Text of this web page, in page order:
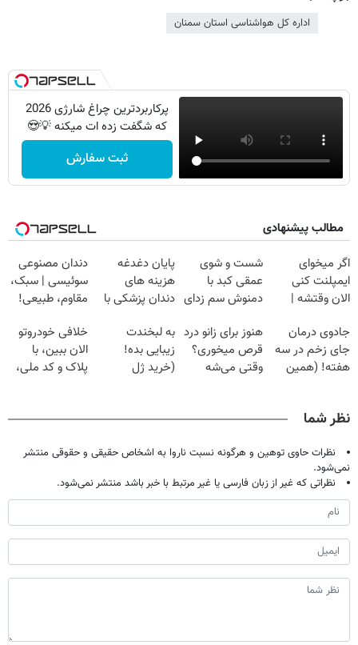
اداره کل هواشناسی استان سمنان
پرکاربردترین چراغ شارژی 2026
که شگفت زده ات میکنه 💡😍
ثبت سفارش
مطالب پیشنهادی
اگر میخوای
ایمپلنت کنی
الان وقتشه |
میلیون تومان!!!
شست و شوی
عمقی کبد با
دمنوش سم زدای
پایان دغدغه
هزینه های
دندان پزشکی با
خانگی
دندان مصنوعی
سوئیسی | سبک،
مقاوم، طبیعی!
رایگان+پرداخت
اقساطی😍
جادوی درمان
جای زخم در سه
هفته! (همین
هنوز برای زانو درد
قرص میخوری؟
وقتی می‌شه
به لبخندت
زیبایی بده!
(خرید ژل
با40%تخفیف)
خلافی خودروتو
الان ببین، با
پلاک و کد ملی،
نظر شما
نظرات حاوی توهین و هرگونه نسبت ناروا به اشخاص حقیقی و حقوقی منتشر
نمی‌شود.
نظراتی که غیر از زبان فارسی یا غیر مرتبط با خبر باشد منتشر نمی‌شود.